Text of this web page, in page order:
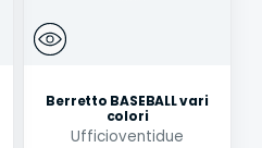
Berretto BASEBALL vari
colori
Ufficioventidue